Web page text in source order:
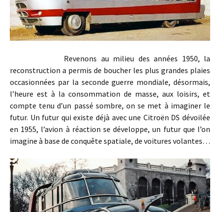
Revenons au milieu des années 1950, la
reconstruction a permis de boucher les plus grandes plaies
occasionnées par la seconde guerre mondiale, désormais,
l’heure est à la consommation de masse, aux loisirs, et
compte tenu d’un passé sombre, on se met à imaginer le
futur. Un futur qui existe déjà avec une Citroën DS dévoilée
en 1955, l’avion à réaction se développe, un futur que l’on
imagine à base de conquête spatiale, de voitures volantes…